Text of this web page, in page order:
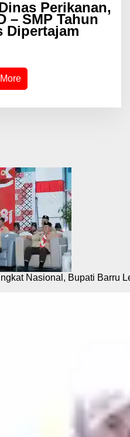
Perikanan,
– SMP Tahun
Dipertajam
Nasional, Bupati Barru